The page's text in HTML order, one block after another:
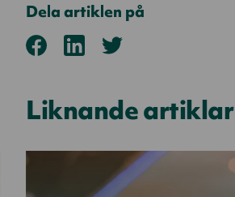
Dela artiklen på
Liknande artiklar